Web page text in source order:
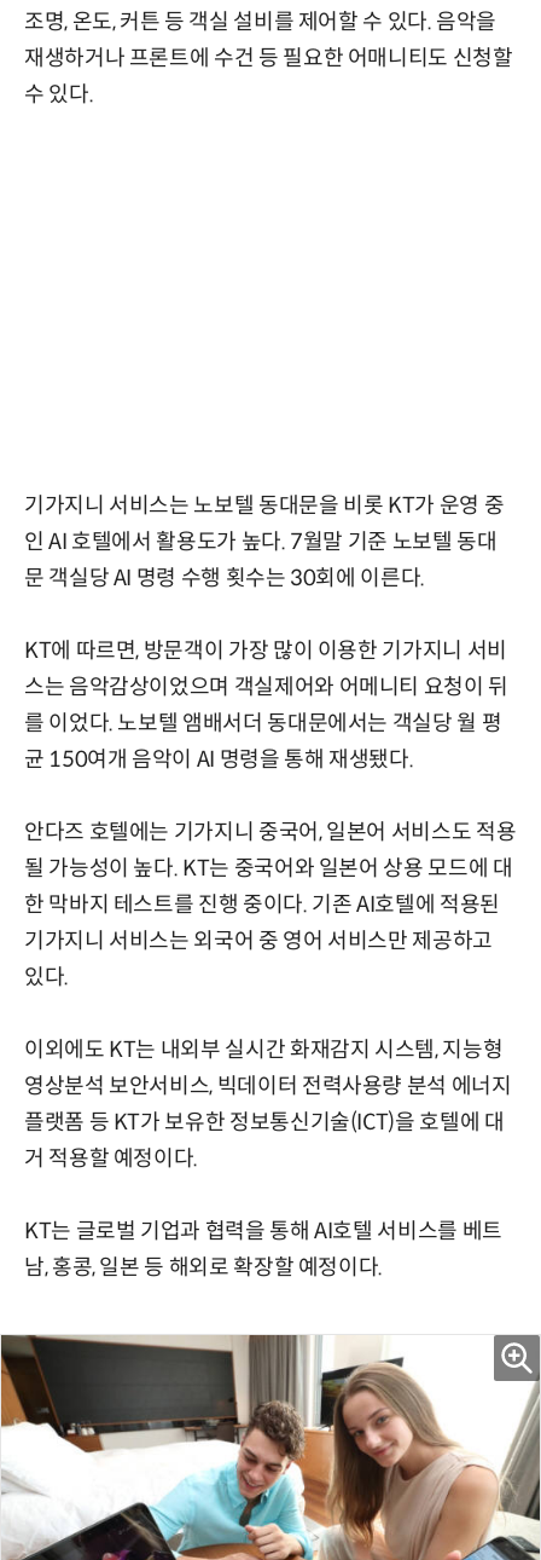
조명, 온도, 커튼 등 객실 설비를 제어할 수 있다. 음악을
재생하거나 프론트에 수건 등 필요한 어매니티도 신청할
수 있다.
기가지니 서비스는 노보텔 동대문을 비롯 KT가 운영 중
인 AI 호텔에서 활용도가 높다. 7월말 기준 노보텔 동대
문 객실당 AI 명령 수행 횟수는 30회에 이른다.
KT에 따르면, 방문객이 가장 많이 이용한 기가지니 서비
스는 음악감상이었으며 객실제어와 어메니티 요청이 뒤
를 이었다. 노보텔 앰배서더 동대문에서는 객실당 월 평
균 150여개 음악이 AI 명령을 통해 재생됐다.
안다즈 호텔에는 기가지니 중국어, 일본어 서비스도 적용
될 가능성이 높다. KT는 중국어와 일본어 상용 모드에 대
한 막바지 테스트를 진행 중이다. 기존 AI호텔에 적용된
기가지니 서비스는 외국어 중 영어 서비스만 제공하고
있다.
이외에도 KT는 내외부 실시간 화재감지 시스템, 지능형
영상분석 보안서비스, 빅데이터 전력사용량 분석 에너지
플랫폼 등 KT가 보유한 정보통신기술(ICT)을 호텔에 대
거 적용할 예정이다.
KT는 글로벌 기업과 협력을 통해 AI호텔 서비스를 베트
남, 홍콩, 일본 등 해외로 확장할 예정이다.